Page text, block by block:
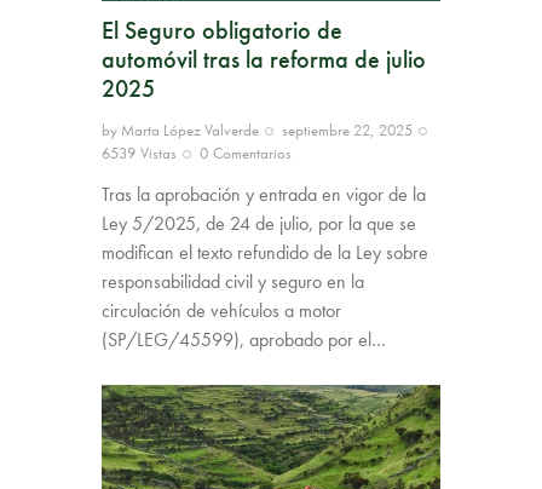
El Seguro obligatorio de
automóvil tras la reforma de julio
2025
by Marta López Valverde
septiembre 22, 2025
6539 Vistas 0 Comentarios
Tras la aprobación y entrada en vigor de la
Ley 5/2025, de 24 de julio, por la que se
modifican el texto refundido de la Ley sobre
responsabilidad civil y seguro en la
circulación de vehículos a motor
(SP/LEG/45599), aprobado por el…